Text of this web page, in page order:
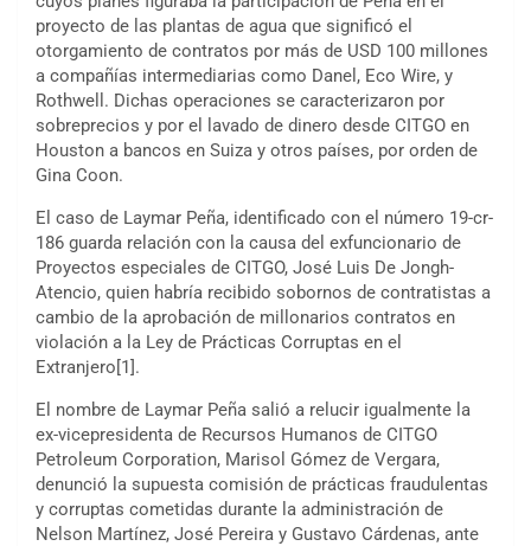
proyecto de las plantas de agua que significó el
otorgamiento de contratos por más de USD 100 millones
a compañías intermediarias como Danel, Eco Wire, y
Rothwell. Dichas operaciones se caracterizaron por
sobreprecios y por el lavado de dinero desde CITGO en
Houston a bancos en Suiza y otros países, por orden de
Gina Coon.
El caso de Laymar Peña, identificado con el número 19-cr-
186 guarda relación con la causa del exfuncionario de
Proyectos especiales de CITGO, José Luis De Jongh-
Atencio, quien habría recibido sobornos de contratistas a
cambio de la aprobación de millonarios contratos en
violación a la Ley de Prácticas Corruptas en el
Extranjero[1].
El nombre de Laymar Peña salió a relucir igualmente la
ex-vicepresidenta de Recursos Humanos de CITGO
Petroleum Corporation, Marisol Gómez de Vergara,
denunció la supuesta comisión de prácticas fraudulentas
y corruptas cometidas durante la administración de
Nelson Martínez, José Pereira y Gustavo Cárdenas, ante